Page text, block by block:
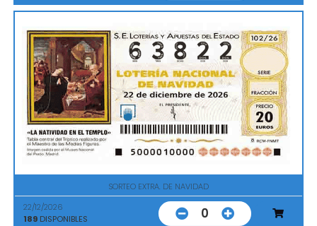
SORTEO EXTRA. DE NAVIDAD
22/12/2026
189 DISPONIBLES 0